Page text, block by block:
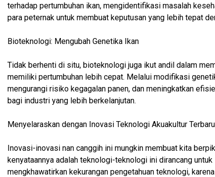
terhadap pertumbuhan ikan, mengidentifikasi masalah
para peternak untuk membuat keputusan yang lebih tepat
Bioteknologi: Mengubah Genetika Ikan
Tidak berhenti di situ, bioteknologi juga ikut andil dalam
memiliki pertumbuhan lebih cepat. Melalui modifikasi
mengurangi risiko kegagalan panen, dan meningkatkan
bagi industri yang lebih berkelanjutan.
Menyelaraskan dengan Inovasi Teknologi Akuakultur Terbaru
Inovasi-inovasi nan canggih ini mungkin membuat kita
kenyataannya adalah teknologi-teknologi ini dirancang
mengkhawatirkan kekurangan pengetahuan teknologi,